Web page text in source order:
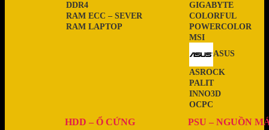
RAM LAPTOP
RAM ECC – SEVER
DDR4
OCPC
INNO3D
PALIT
ASROCK
ASUS
MSI
POWERCOLOR
COLORFUL
GIGABYTE
HDD – Ổ CỨNG PSU – NGUỒN